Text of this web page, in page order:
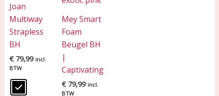
Joan
Multiway
Strapless
BH
€79,99 incl.
BTW
Mey Smart
Foam
Beugel BH
|
Captivating
€ 79,99 incl.
BTW